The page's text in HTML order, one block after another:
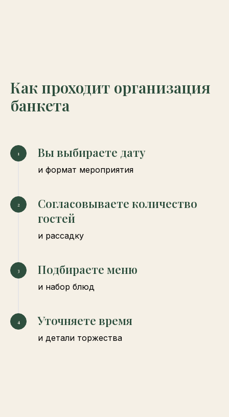
Как проходит организация
банкета
Вы выбираете дату
и формат мероприятия
Согласовываете количество
гостей
и рассадку
Подбираете меню
и набор блюд
Уточняете время
и детали торжества